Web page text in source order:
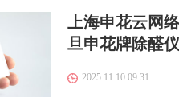
上海申花云网
旦申花牌除醛
2025.11.10 09:31